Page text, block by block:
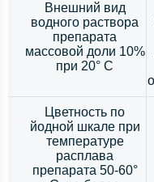
Внешний вид
водного раствора
препарата
массовой доли 10%
при 20° С
Цветность по
йодной шкале при
температуре
расплава
препарата 50-60°